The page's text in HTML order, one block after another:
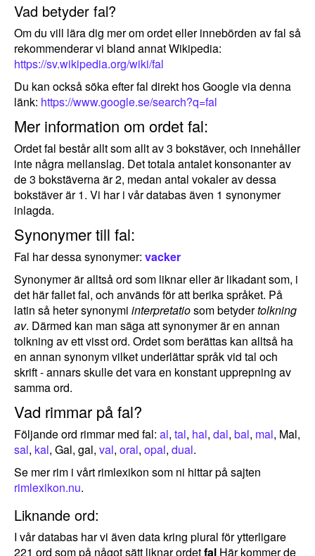
Vad betyder fal?
Om du vill lära dig mer om ordet eller innebörden av fal så
rekommenderar vi bland annat Wikipedia:
https://sv.wikipedia.org/wiki/fal
Du kan också söka efter fal direkt hos Google via denna
länk: https://www.google.se/search?q=fal
Mer information om ordet fal:
Ordet fal består allt som allt av 3 bokstäver, och innehåller
inte några mellanslag. Det totala antalet konsonanter av
de 3 bokstäverna är 2, medan antal vokaler av dessa
bokstäver är 1. Vi har i vår databas även 1 synonymer
inlagda.
Synonymer till fal:
Fal har dessa synonymer: vacker
Synonymer är alltså ord som liknar eller är likadant som, i
det här fallet fal, och används för att berika språket. På
latin så heter synonymi interpretatiosom betydertolkning
av. Därmed kan man säga att synonymer är en annan
tolkning av ett visst ord. Ordet som berättas kan alltså ha
en annan synonym vilket underlättar språk vid tal och
skrift - annars skulle det vara en konstant upprepning av
samma ord.
Vad rimmar på fal?
Följande ord rimmar med fal: al, tal, hal, dal, bal, mal, Mal,
sal, kal, Gal, gal, val, oral, opal, dual.
Se mer rim i vårt rimlexikon som ni hittar på sajten
rimlexikon.nu.
Liknande ord:
I vår databas har vi även data kring plural för ytterligare
221 ord som på något sätt liknar ordetfal Här kommer de